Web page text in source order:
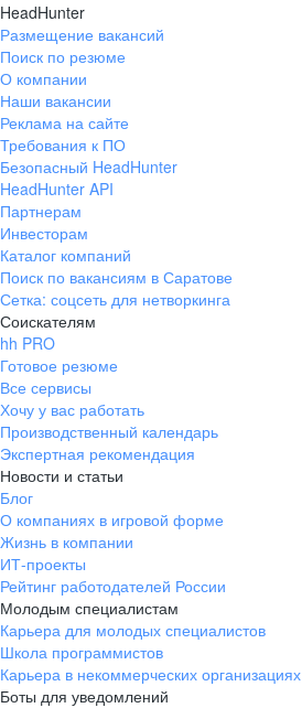
HeadHunter
Размещение вакансий
Поиск по резюме
О компании
Наши вакансии
Реклама на сайте
Требования к ПО
Безопасный HeadHunter
HeadHunter API
Партнерам
Инвесторам
Каталог компаний
Поиск по вакансиям в Саратове
Сетка: соцсеть для нетворкинга
Соискателям
hh PRO
Готовое резюме
Все сервисы
Хочу у вас работать
Производственный календарь
Экспертная рекомендация
Новости и статьи
Блог
О компаниях в игровой форме
Жизнь в компании
ИТ-проекты
Рейтинг работодателей России
Молодым специалистам
Карьера для молодых специалистов
Школа программистов
Карьера в некоммерческих организациях
Боты для уведомлений